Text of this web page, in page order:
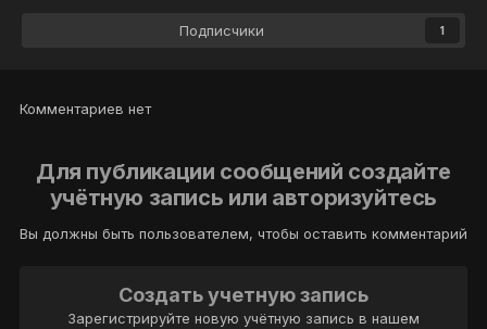
Подписчики 1
Комментариев нет
Для публикации сообщений создайте
учётную запись или авторизуйтесь
Вы должны быть пользователем, чтобы оставить комментарий
Создать учетную запись
Зарегистрируйте новую учётную запись в нашем